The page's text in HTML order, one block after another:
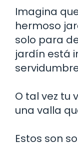
Imagina
hermoso
solo para
jardín está
O tal vez tu
una valla
Estos son